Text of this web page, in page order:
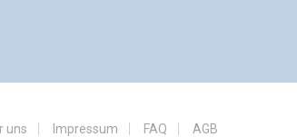
uns Impressum FAQ AGB